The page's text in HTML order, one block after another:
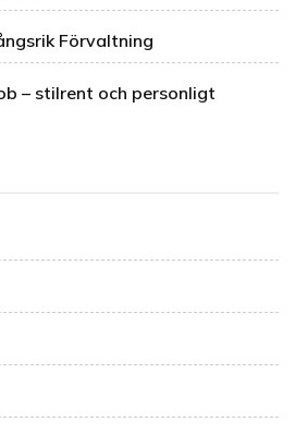
Förvaltning
– stilrent och personligt